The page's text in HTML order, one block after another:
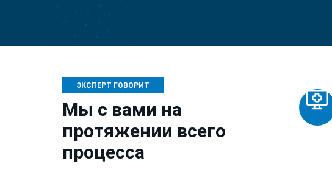
ЭКСПЕРТ ГОВОРИТ
Мы с вами на
протяжении всего
процесса